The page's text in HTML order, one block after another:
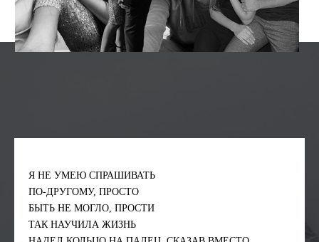
Я НЕ УМЕЮ СПРАШИВАТЬ
ПО-ДРУГОМУ, ПРОСТО
БЫТЬ НЕ МОГЛО, ПРОСТИ
ТАК НАУЧИЛА ЖИЗНЬ